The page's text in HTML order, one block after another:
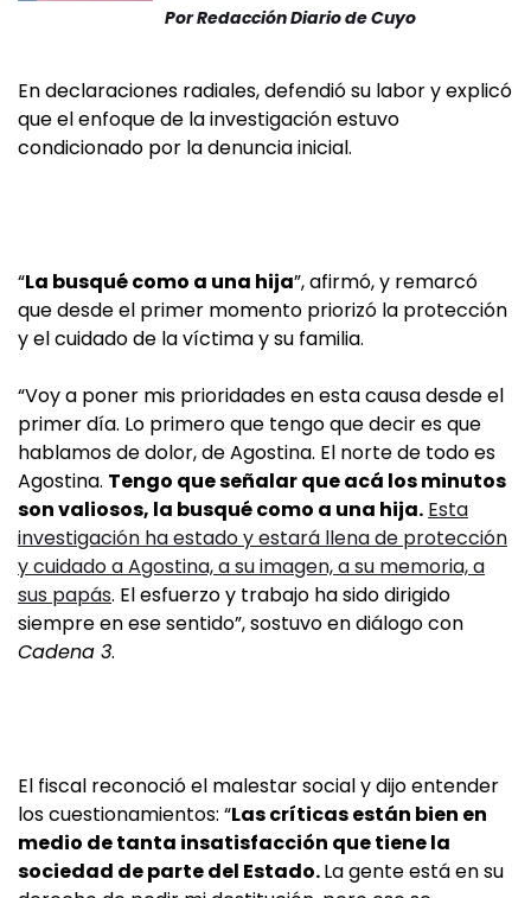
PorRedacción Diario de Cuyo
En declaraciones radiales, defendió su labor y explicó
que el enfoque de la investigación estuvo
condicionado por la denuncia inicial.
“La busqué como a una hija”, afirmó, y remarcó
que desde el primer momento priorizó la protección
y el cuidado de la víctima y su familia.
“Voy a poner mis prioridades en esta causa desde el
primer día. Lo primero que tengo que decir es que
hablamos de dolor, de Agostina. El norte de todo es
Agostina. Tengo que señalar que acá los minutos
son valiosos, la busqué como a una hija. Esta
investigación ha estado y estará llena de protección
y cuidado a Agostina, a su imagen, a su memoria, a
sus papás. El esfuerzo y trabajo ha sido dirigido
siempre en ese sentido”, sostuvo en diálogo con
Cadena 3.
El fiscal reconoció el malestar social y dijo entender
los cuestionamientos: “Las críticas están bien en
medio de tanta insatisfacción que tiene la
sociedad de parte del Estado.La gente está en su